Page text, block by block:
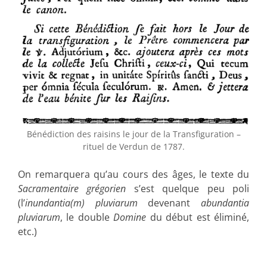
Bénédiction des raisins le jour de la Transfiguration –
rituel de Verdun de 1787.
On remarquera qu’au cours des âges, le texte du
Sacramentaire grégorien s’est quelque peu poli
(l’inundantia(m) pluviarum devenantabundantia
pluviarum, le doubleDomine du début est éliminé,
etc.)